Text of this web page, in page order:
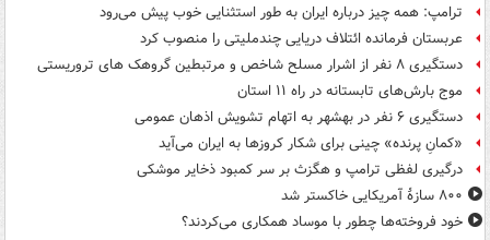
ترامپ: همه چیز درباره ایران به طور استثنایی خوب پیش می‌رود
عربستان فرمانده ائتلاف دریایی چندملیتی را منصوب کرد
دستگیری ۸ نفر از اشرار مسلح شاخص و مرتبطین گروهک های تروریستی
موج بارش‌های تابستانه در راه ۱۱ استان
دستگیری ۶ نفر در بهشهر به اتهام تشویش اذهان عمومی
«کمانِ پرنده» چینی برای شکار کروزها به ایران می‌آید
درگیری لفظی ترامپ و هگزث بر سر کمبود ذخایر موشکی
۸۰۰ سازۀ آمریکایی خاکستر شد
خود فروخته‌ها چطور با موساد همکاری می‌کردند؟